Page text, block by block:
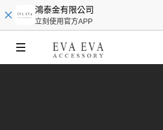
鴻泰金有限公司
立刻使用官方APP